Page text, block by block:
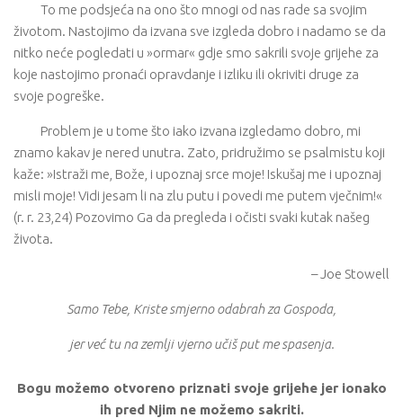
To me podsjeća na ono što mnogi od nas rade sa svojim
životom. Nastojimo da izvana sve izgleda dobro i nadamo se da
nitko neće pogledati u »ormar« gdje smo sakrili svoje grijehe za
koje nastojimo pronaći opravdanje i izliku ili okriviti druge za
svoje pogreške.
Problem je u tome što iako izvana izgledamo dobro, mi
znamo kakav je nered unutra. Zato, pridružimo se psalmistu koji
kaže: »Istraži me, Bože, i upoznaj srce moje! Iskušaj me i upoznaj
misli moje! Vidi jesam li na zlu putu i povedi me putem vječnim!«
(r. r. 23,24) Pozovimo Ga da pregleda i očisti svaki kutak našeg
života.
– Joe Stowell
Samo Tebe, Kriste smjerno odabrah za Gospoda,
jer već tu na zemlji vjerno učiš put me spasenja.
Bogu možemo otvoreno priznati svoje grijehe jer ionako
ih pred Njim ne možemo sakriti.